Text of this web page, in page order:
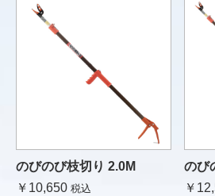
のびのび枝切り 2.0M
￥10,650 税込
のび
￥